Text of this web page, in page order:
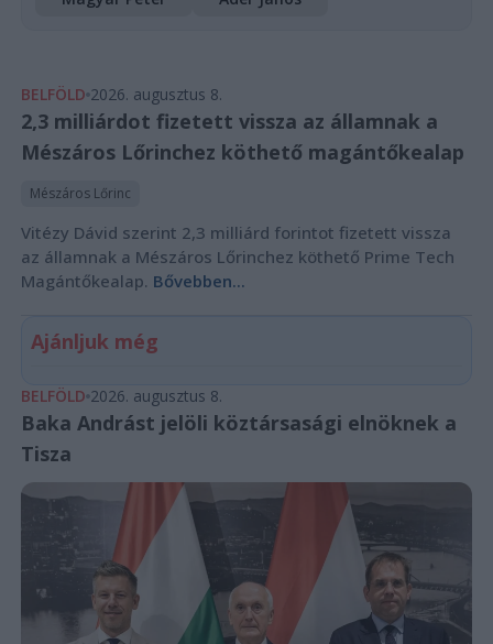
BELFÖLD 2026. augusztus 8.
2,3 milliárdot fizetett vissza az államnak a
Mészáros Lőrinchez köthető magántőkealap
Mészáros Lőrinc
Vitézy Dávid szerint 2,3 milliárd forintot fizetett vissza
az államnak a Mészáros Lőrinchez köthető Prime Tech
Magántőkealap. Bővebben...
Ajánljuk még
BELFÖLD 2026. augusztus 8.
Baka Andrást jelöli köztársasági elnöknek a
Tisza